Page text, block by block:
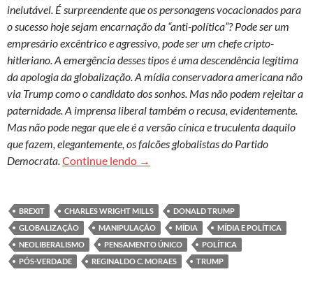
inelutável. É surpreendente que os personagens vocacionados para
o sucesso hoje sejam encarnação da “anti-política”? Pode ser um
empresário excêntrico e agressivo, pode ser um chefe cripto-
hitleriano. A emergência desses tipos é uma descendência legítima
da apologia da globalização. A mídia conservadora americana não
via Trump como o candidato dos sonhos. Mas não podem rejeitar a
paternidade. A imprensa liberal também o recusa, evidentemente.
Mas não pode negar que ele é a versão cínica e truculenta daquilo
que fazem, elegantemente, os falcões globalistas do Partido
Democrata.Continue lendo Um fantasma assombra o mundo.
→
BREXIT CHARLES WRIGHT MILLS
DONALD TRUMP
GLOBALIZAÇÃO
MANIPULAÇÃO MÍDIA
MÍDIA E POLÍTICA
NEOLIBERALISMO
PENSAMENTO ÚNICO
POLÍTICA
PÓS-VERDADE
REGINALDO C. MORAES TRUMP